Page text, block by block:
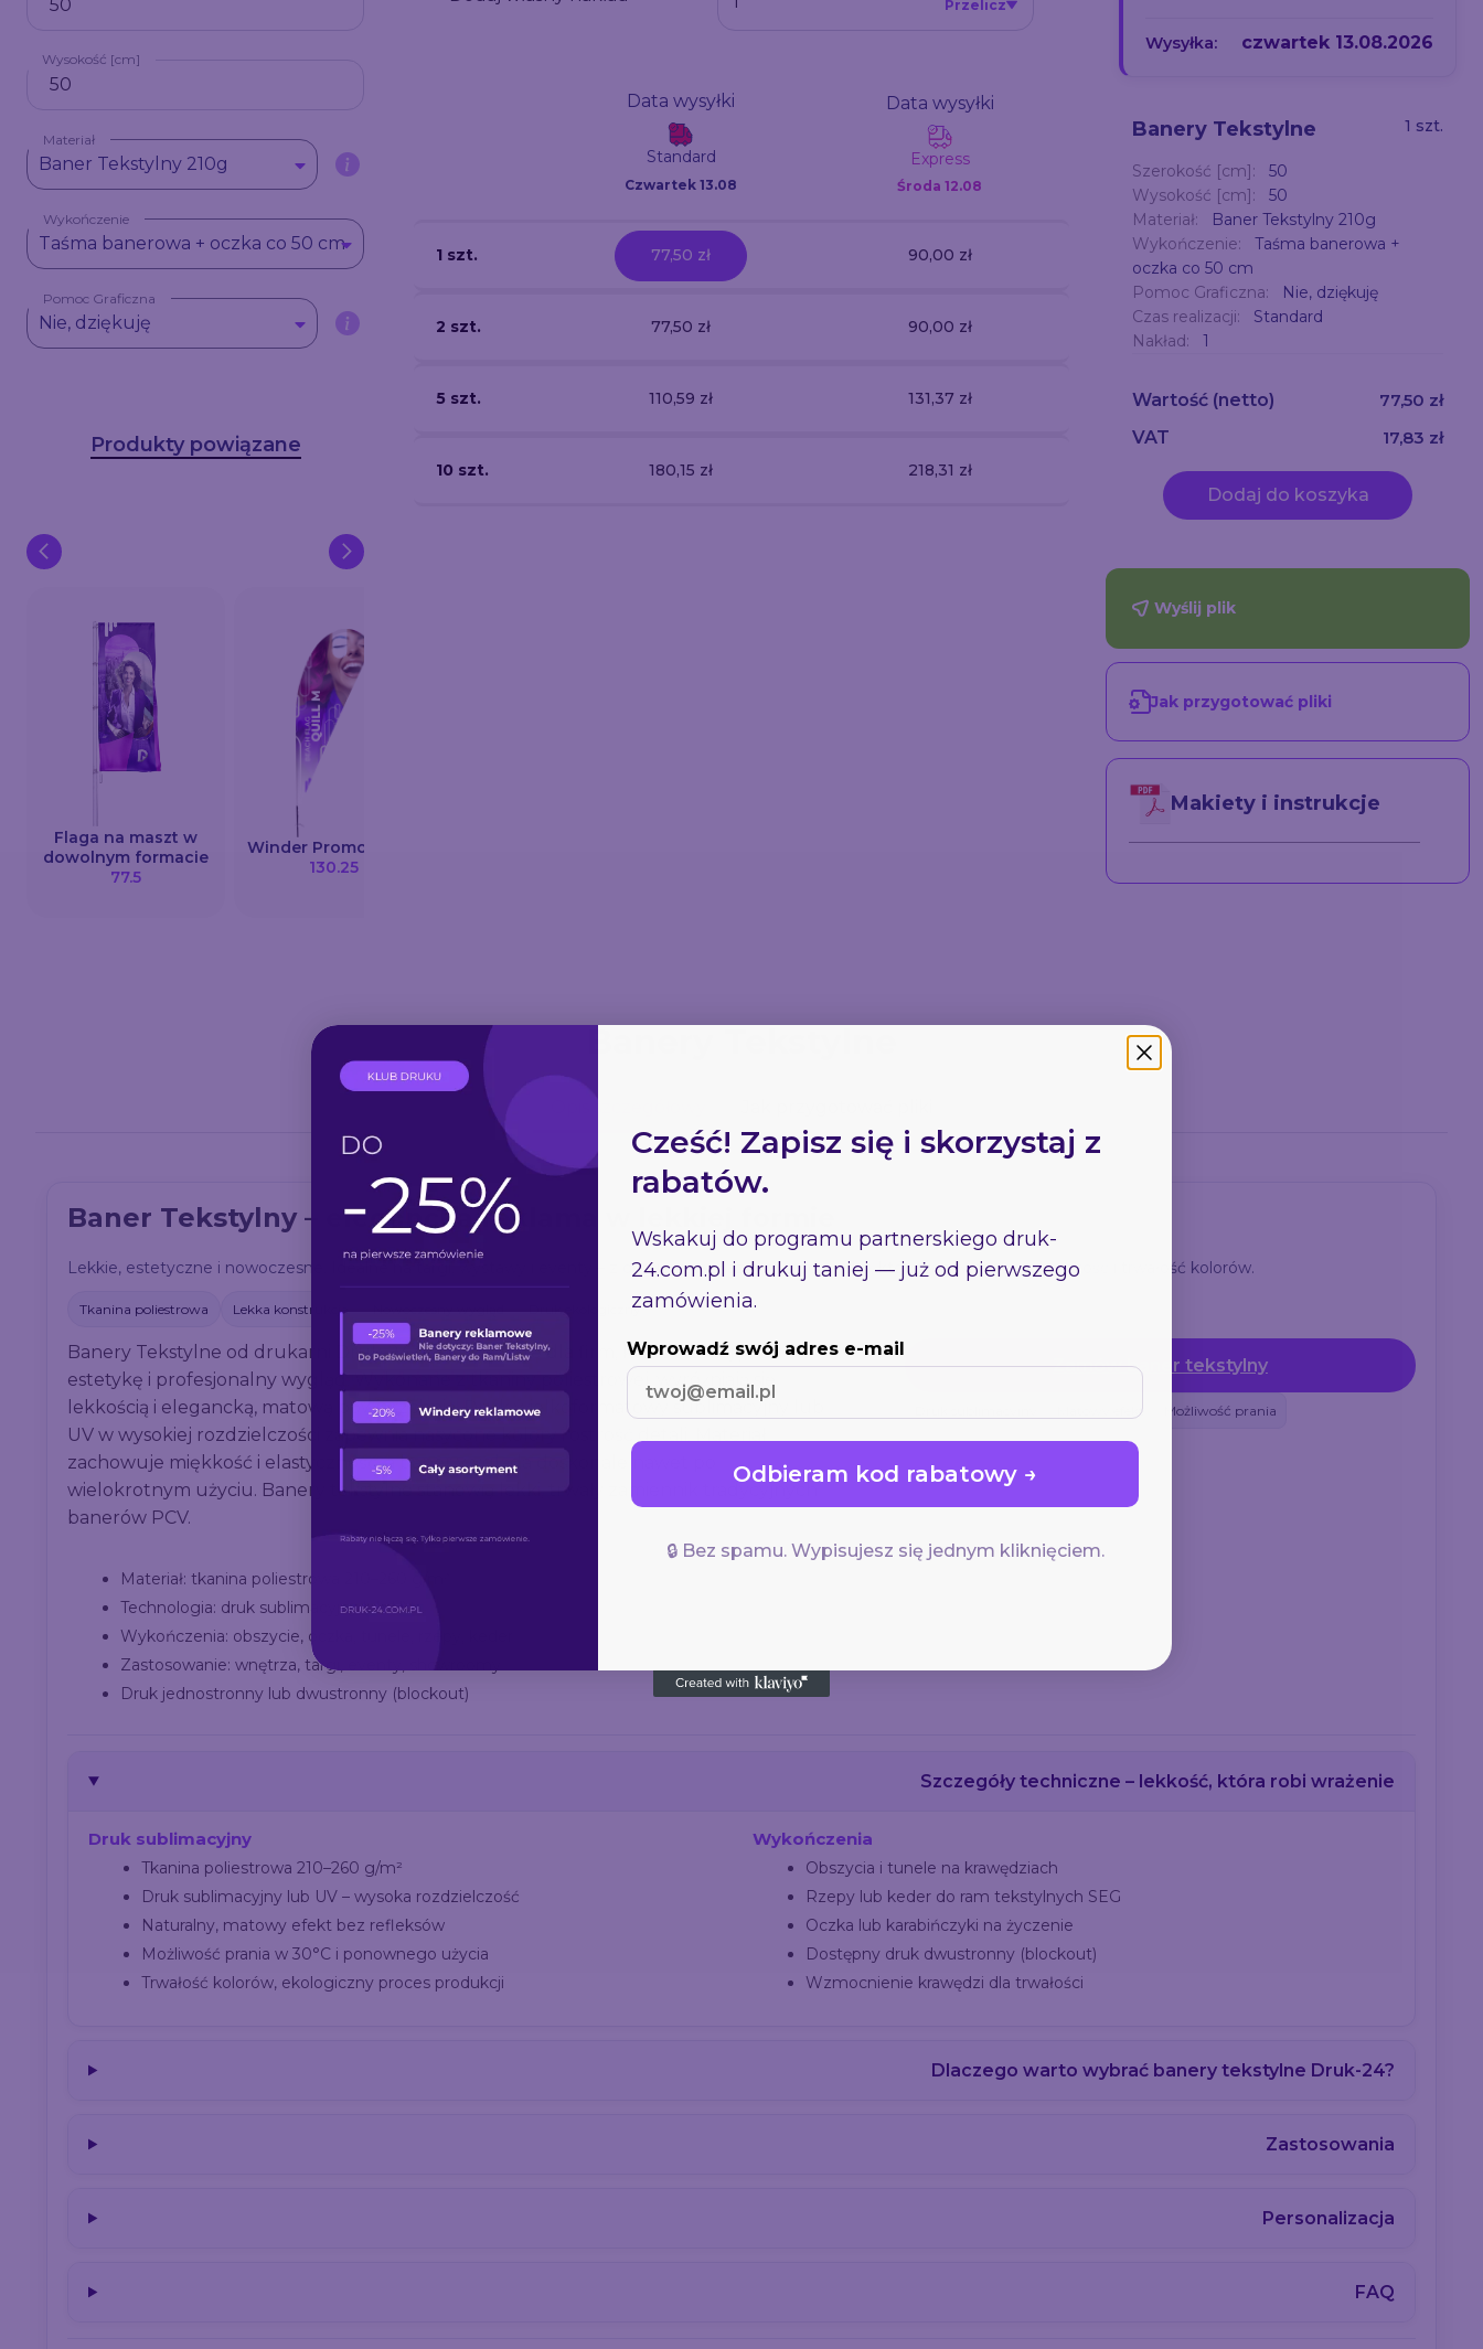
Wysokość [cm]
Materiał
Baner Tekstylny 210g
Wykończenie
Taśma banerowa + oczka co 50 cm
Pomoc Graficzna
Nie, dziękuję
Produkty powiązane
Flaga na maszt w
dowolnym formacie
77.5
Winder Promo Łezka
130.25
Reklamowe -
77.5
Przelicz
Data wysyłki
Standard
Czwartek 13.08
Data wysyłki
Express
Środa 12.08
1 szt. 77,50 zł 90,00 zł
2 szt. 77,50 zł 90,00 zł
5 szt. 110,59 zł 131,37 zł
10 szt. 180,15 zł 218,31 zł
Wysyłka: czwartek 13.08.2026
Banery Tekstylne 1 szt.
Szerokość [cm]:
50
Wysokość [cm]:
50
Materiał:
Baner Tekstylny 210g
Wykończenie:
Taśma banerowa +
oczka co 50 cm
Pomoc Graficzna:
Nie, dziękuję
Czas realizacji:
Standard
Nakład:
1
Wartość (netto)
77,50 zł
VAT
17,83 zł
Dodaj do koszyka
Wyślij plik
Jak przygotować pliki
Makiety i instrukcje
Baner Tekstylny – elegancka reklama w lekkiej formie
Lekkie, estetyczne i nowoczesne. Idealne na targi, wystawy i eventy – z drukiem przyjaznym środowisku, który zapewnia wysoką jakość i trwałość kolorów.
Tkanina poliestrowa Lekka konstrukcja Druk ekologiczny
Banery Tekstylne od drukarni Druk-24 to rozwiązanie dla firm, które stawiają na
estetykę i profesjonalny wygląd. Wykonane z tkaniny poliestrowej, wyróżniają się
lekkością i elegancką, matową powierzchnią. Druk wielkoformatowy sublimacyjny lub
UV w wysokiej rozdzielczości zapewnia nasycone kolory i ostrość detali. Materiał
zachowuje miękkość i elastyczność, a baner wygląda doskonale nawet po
wielokrotnym użyciu. Banery tekstylne stanowią lekki, trwały zamiennik tradycyjnych
banerów PCV.
Materiał: tkanina poliestrowa 210–260 g/m²
Technologia: druk sublimacyjny lub UV
Wykończenia: obszycie, oczka, tunele, rzepy, keder
Zastosowanie: wnętrza, targi, eventy, showroomy
Druk jednostronny lub dwustronny (blockout)
Zamów baner tekstylny
Matowy efekt Możliwość prania
Szczegóły techniczne – lekkość, która robi wrażenie
Druk sublimacyjny
Tkanina poliestrowa 210–260 g/m²
Druk sublimacyjny lub UV – wysoka rozdzielczość
Naturalny, matowy efekt bez refleksów
Możliwość prania w 30°C i ponownego użycia
Trwałość kolorów, ekologiczny proces produkcji
Wykończenia
Obszycia i tunele na krawędziach
Rzepy lub keder do ram tekstylnych SEG
Oczka lub karabińczyki na życzenie
Dostępny druk dwustronny (blockout)
Wzmocnienie krawędzi dla trwałości
Dlaczego warto wybrać banery tekstylne Druk-24?
Zastosowania
Personalizacja
FAQ
Cześć! Zapisz się i skorzystaj z
rabatów.
Wskakuj do programu partnerskiego druk-
24.com.pl i drukuj taniej — już od pierwszego
zamówienia.
Wprowadź swój adres e-mail
Odbieram kod rabatowy →
🔒 Bez spamu. Wypisujesz się jednym kliknięciem.